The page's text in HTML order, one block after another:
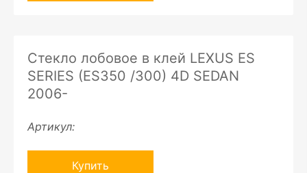
Стекло лобовое в клей LEXUS ES
SERIES (ES350 /300) 4D SEDAN
2006-
Артикул:
Купить